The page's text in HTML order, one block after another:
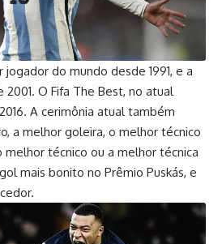
jogador do mundo desde 1991, e a
O Fifa The Best, no atual
A cerimônia atual também
a melhor goleira, o melhor técnico
melhor técnico ou a melhor técnica
mais bonito no Prêmio Puskás, e